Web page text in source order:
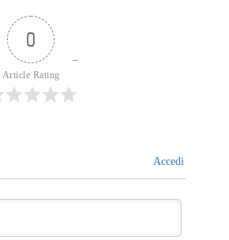
0
Article Rating
Accedi